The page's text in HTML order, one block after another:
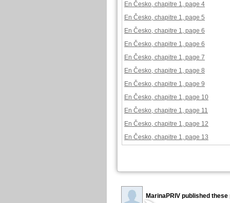
En Česko, chapitre 1, page 4
En Česko, chapitre 1, page 5
En Česko, chapitre 1, page 6
En Česko, chapitre 1, page 6
En Česko, chapitre 1, page 7
En Česko, chapitre 1, page 8
En Česko, chapitre 1, page 9
En Česko, chapitre 1, page 10
En Česko, chapitre 1, page 11
En Česko, chapitre 1, page 12
En Česko, chapitre 1, page 13
MarinaPRIV published these